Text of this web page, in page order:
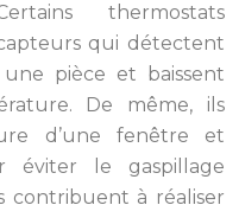
thermostats
qui détectent
une pièce et baissent
De même, ils
d’une fenêtre et
éviter le gaspillage
contribuent à réaliser